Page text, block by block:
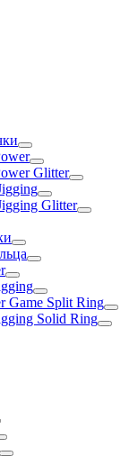
Glitter
Glitter
Game Split Ring
Solid Ring